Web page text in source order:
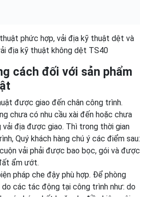
phức hợp, vải địa kỹ thuật dệt và
địa kỹ thuật không dệt TS40
cách đối với sản phẩm
được giao đến chân công trình.
chưa có nhu cầu xài đến hoặc chưa
địa được giao. Thì trong thời gian
Quý khách hàng chú ý các điểm sau:
vải phải được bao bọc, gói và được
ẩm ướt.
pháp che đậy phù hợp. Để phòng
do các tác động tại công trình như: do